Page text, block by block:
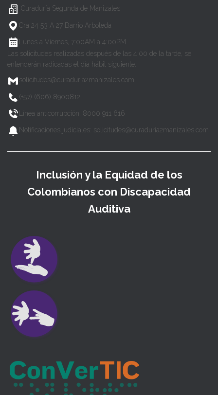
Curaduría Segunda de Manizales
Cra 24 53 A 27 Barrio Arboleda
Lunes a Viernes, 7:00AM a 4:00PM
Las solicitudes realizadas después de las 4:00 de la tarde, se
entenderán radicadas el día hábil siguiente.
solicitudes@curaduria2manizales.com
(+57) (606) 8900812
Línea anticorrupción: 8000 911 616
Notificaciones judiciales: solicitudes@curaduria2manizales.com
Inclusión y la Equidad de los
Colombianos con Discapacidad
Auditiva